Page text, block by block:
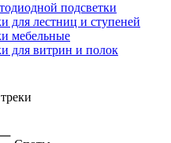
подсветки
для лестниц и ступеней
мебельные
для витрин и полок